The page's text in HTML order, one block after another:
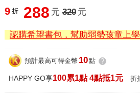
9 折 288 元 320 元
認購希望書包，幫助弱勢孩童上學
預計最高可得金幣 10點 ?
HAPPY GO享100累1點 4點抵1元 折